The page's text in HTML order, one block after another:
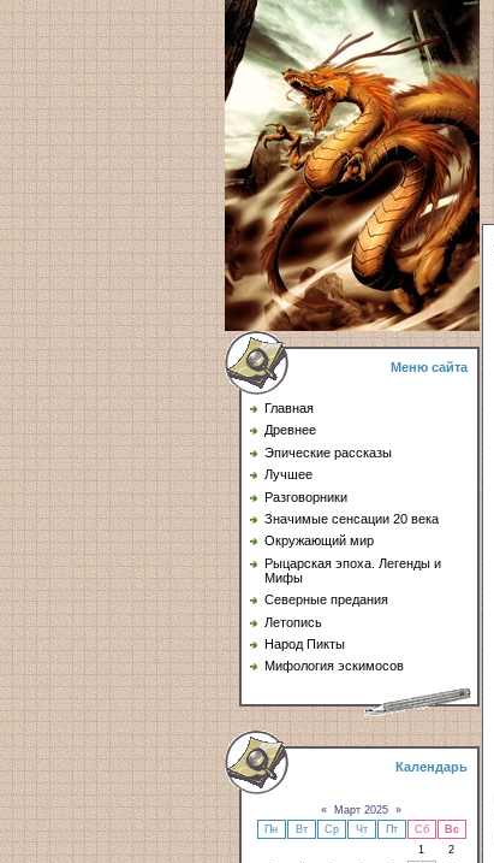
Меню сайта
Главная
Древнее
Эпические рассказы
Лучшее
Разговорники
Значимые сенсации 20 века
Окружающий мир
Рыцарская эпоха. Легенды и
Мифы
Северные предания
Летопись
Народ Пикты
Мифология эскимосов
Календарь
« Март 2025 »
Пн
Вт Ср Чт Пт Сб
Вс
1
2